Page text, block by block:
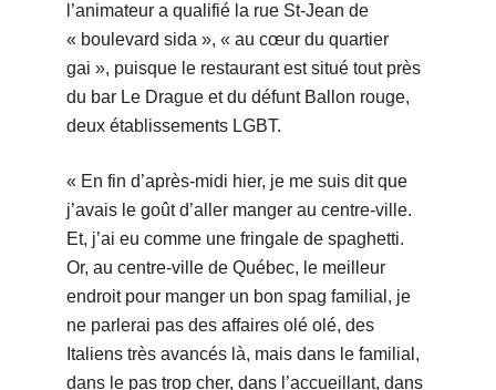
l’animateur a qualifié la rue St-Jean de
« boulevard sida », « au cœur du quartier
gai », puisque le restaurant est situé tout près
du bar Le Drague et du défunt Ballon rouge,
deux établissements LGBT.
« En fin d’après-midi hier, je me suis dit que
j’avais le goût d’aller manger au centre-ville.
Et, j’ai eu comme une fringale de spaghetti.
Or, au centre-ville de Québec, le meilleur
endroit pour manger un bon spag familial, je
ne parlerai pas des affaires olé olé, des
Italiens très avancés là, mais dans le familial,
dans le pas trop cher, dans l’accueillant, dans